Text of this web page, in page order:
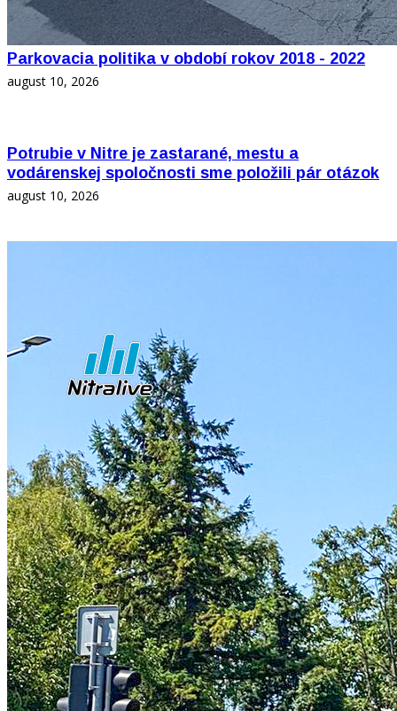
Parkovacia politika v období rokov 2018 - 2022
august 10, 2026
Potrubie v Nitre je zastarané, mestu a
vodárenskej spoločnosti sme položili pár otázok
august 10, 2026